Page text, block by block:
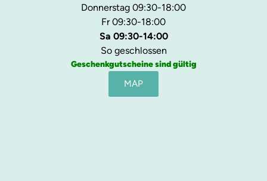
Donnerstag 09:30-18:00
Fr 09:30-18:00
Sa 09:30-14:00
So geschlossen
Geschenkgutscheine sind gültig
MAP